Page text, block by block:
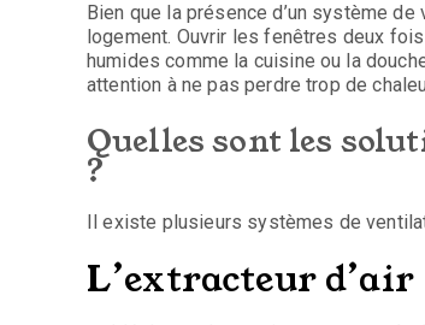
Bien que la présence d’un système
logement. Ouvrir les fenêtres deux
humides comme la cuisine ou la
attention à ne pas perdre trop de
Quelles sont les
?
Il existe plusieurs systèmes de
L’extracteur d’air